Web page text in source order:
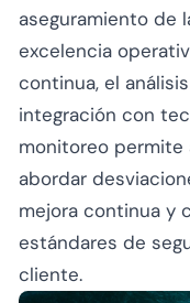
aseguramiento de
excelencia
continua, el
integración con
monitoreo permite
abordar
mejora continua y
estándares de
cliente.